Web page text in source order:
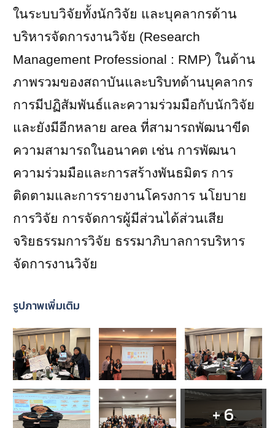
ในระบบวิจัยทั้งนักวิจัย และบุคลากรด้าน
บริหารจัดการงานวิจัย (Research
Management Professional : RMP) ในด้าน
ภาพรวมของสถาบันและบริบทด้านบุคลากร
การมีปฏิสัมพันธ์และความร่วมมือกับนักวิจัย
และยังมีอีกหลาย area ที่สามารถพัฒนาขีด
ความสามารถในอนาคต เช่น การพัฒนา
ความร่วมมือและการสร้างพันธมิตร การ
ติดตามและการรายงานโครงการ นโยบาย
การวิจัย การจัดการผู้มีส่วนได้ส่วนเสีย
จริยธรรมการวิจัย ธรรมาภิบาลการบริหาร
จัดการงานวิจัย
รูปภาพเพิ่มเติม
+ 6